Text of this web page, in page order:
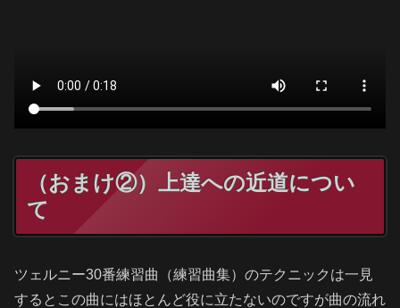
（おまけ②）上達への近道につい
て
ツェルニー30番練習曲（練習曲集）のテクニックは一見
するとこの曲にはほとんど役に立たないのですが曲の流れ